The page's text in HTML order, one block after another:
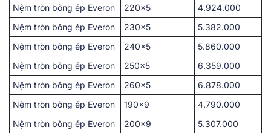
Nệm tròn bông ép Everon
220×5
4.924.000
Nệm tròn bông ép Everon
230×5
5.382.000
Nệm tròn bông ép Everon
240×5
5.860.000
Nệm tròn bông ép Everon
250×5
6.359.000
Nệm tròn bông ép Everon
260×5
6.878.000
Nệm tròn bông ép Everon
190×9
4.790.000
Nệm tròn bông ép Everon
200×9
5.307.000